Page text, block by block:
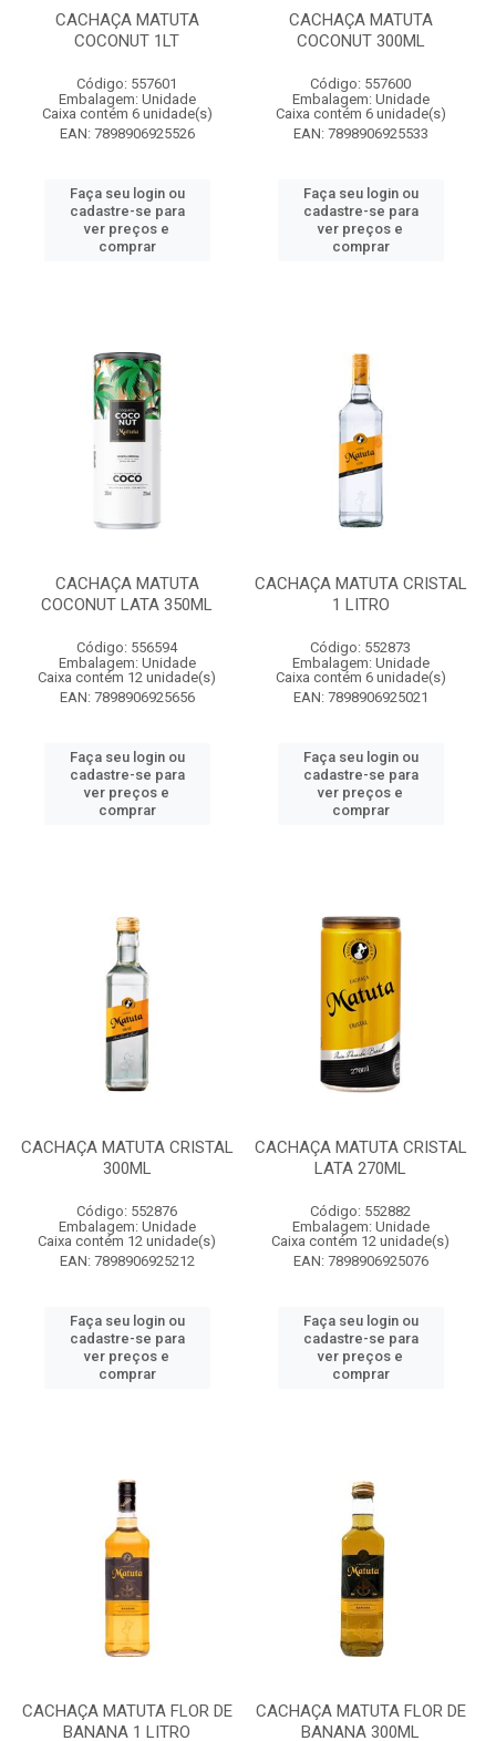
CACHAÇA MATUTA
COCONUT 1LT
Código: 557601
Embalagem: Unidade
Caixa contém 6 unidade(s)
EAN: 7898906925526
Faça seu login ou
cadastre-se para
ver preços e
comprar
CACHAÇA MATUTA
COCONUT 300ML
Código: 557600
Embalagem: Unidade
Caixa contém 6 unidade(s)
EAN: 7898906925533
Faça seu login ou
cadastre-se para
ver preços e
comprar
CACHAÇA MATUTA
COCONUT LATA 350ML
Código: 556594
Embalagem: Unidade
Caixa contém 12 unidade(s)
EAN: 7898906925656
Faça seu login ou
cadastre-se para
ver preços e
comprar
CACHAÇA MATUTA CRISTAL
1 LITRO
Código: 552873
Embalagem: Unidade
Caixa contém 6 unidade(s)
EAN: 7898906925021
Faça seu login ou
cadastre-se para
ver preços e
comprar
CACHAÇA MATUTA CRISTAL
300ML
Código: 552876
Embalagem: Unidade
Caixa contém 12 unidade(s)
EAN: 7898906925212
Faça seu login ou
cadastre-se para
ver preços e
comprar
CACHAÇA MATUTA CRISTAL
LATA 270ML
Código: 552882
Embalagem: Unidade
Caixa contém 12 unidade(s)
EAN: 7898906925076
Faça seu login ou
cadastre-se para
ver preços e
comprar
CACHAÇA MATUTA FLOR DE
BANANA 1 LITRO
CACHAÇA MATUTA FLOR DE
BANANA 300ML